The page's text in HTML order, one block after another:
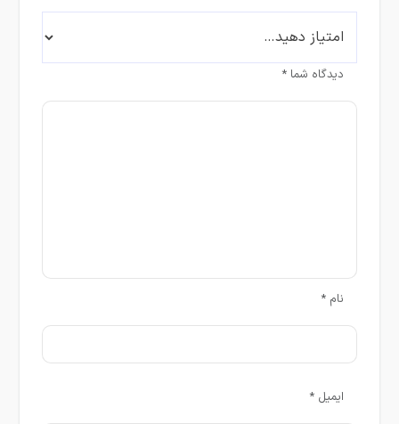
دیدگاه شما*
نام*
ایمیل*